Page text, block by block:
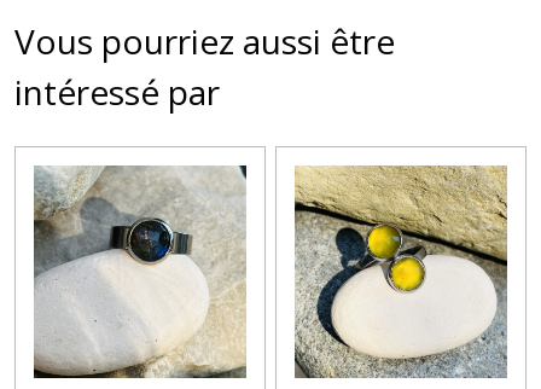
Vous pourriez aussi être
intéressé par